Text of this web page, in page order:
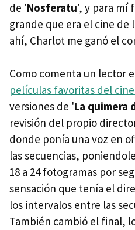
de 'Nosferatu', y para mí
grande que era el cine de
ahí, Charlot me ganó el
Como comenta un lector
películas favoritas del
versiones de 'La quimera
revisión del propio
donde ponía una voz en
las secuencias,
18 a 24 fotogramas por
sensación que tenía el
los intervalos entre las
También cambió el final,